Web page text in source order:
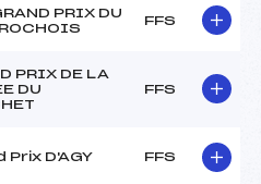
PRIX DU
FFS
PRIX DE LA
DU
FFS
Prix D'AGY FFS